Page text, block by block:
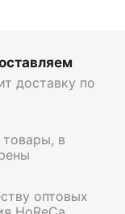
доставку по
в
оптовых